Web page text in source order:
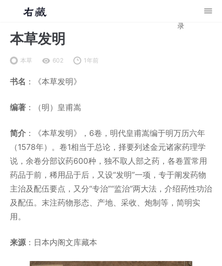
录
本草发明
本草 602 1年前
书名 ：《本草发明》
编著 ：（明）皇甫嵩
简介 ：《本草发明》，6卷，明代皇甫嵩编于明万历六年
（1578年）。卷1相当于总论，择要列述金元诸家药理学
说，余卷分部议药600种，独不取人部之药，各卷置常用
药品于前，稀用品于后，又设“发明”一项，专于阐发药物
主治及配伍要点，又分“专治”“监治”两大法，介绍药性功治
及配伍。末注药物形态、产地、采收、炮制等，简明实
用。
来源：日本内阁文库藏本